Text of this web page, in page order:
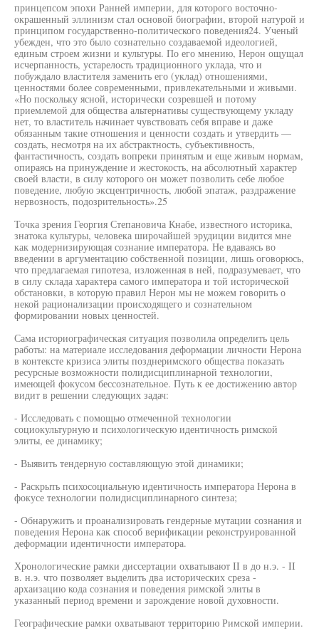
принцепсом эпохи Ранней империи, для которого восточно-
окрашенный эллинизм стал основой биографии, второй натурой и
принципом государственно-политического поведения24. Ученый
убежден, что это было сознательно создаваемой идеологией,
единым строем жизни и культуры. По его мнению, Нерон ощущал
исчерпанность, устарелость традиционного уклада, что и
побуждало властителя заменить его (уклад) отношениями,
ценностями более современными, привлекательными и живыми.
«Но поскольку ясной, исторически созревшей и потому
приемлемой для общества альтернативы существующему укладу
нет, то властитель начинает чувствовать себя вправе и даже
обязанным такие отношения и ценности создать и утвердить —
создать, несмотря на их абстрактность, субъективность,
фантастичность, создать вопреки принятым и еще живым нормам,
опираясь на принуждение и жестокость, на абсолютный характер
своей власти, в силу которого он может позволить себе любое
поведение, любую эксцентричность, любой эпатаж, раздражение
нервозность, подозрительность».25
Точка зрения Георгия Степановича Кнабе, известного историка,
знатока культуры, человека широчайшей эрудиции видится мне
как модернизирующая сознание императора. Не вдаваясь во
введении в аргументацию собственной позиции, лишь оговорюсь,
что предлагаемая гипотеза, изложенная в ней, подразумевает, что
в силу склада характера самого императора и той исторической
обстановки, в которую правил Нерон мы не можем говорить о
некой рационализации происходящего и сознательном
формировании новых ценностей.
Сама историографическая ситуация позволила определить цель
работы: на материале исследования деформации личности Нерона
в контексте кризиса элиты позднеримского общества показать
ресурсные возможности полидисциплинарной технологии,
имеющей фокусом бессознательное. Путь к ее достижению автор
видит в решении следующих задач:
- Исследовать с помощью отмеченной технологии
социокультурную и психологическую идентичность римской
элиты, ее динамику;
- Выявить тендерную составляющую этой динамики;
- Раскрыть психосоциальную идентичность императора Нерона в
фокусе технологии полидисциплинарного синтеза;
- Обнаружить и проанализировать гендерные мутации сознания и
поведения Нерона как способ верификации реконструированной
деформации идентичности императора.
Хронологические рамки диссертации охватывают II в до н.э. - II
в. н.э. что позволяет выделить два исторических среза -
архаизацию кода сознания и поведения римской элиты в
указанный период времени и зарождение новой духовности.
Географические рамки охватывают территорию Римской империи.